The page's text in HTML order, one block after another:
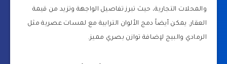
والمحلات التجارية، حيث تبرز تفاصيل الواجهة وتزيد من قيمة
العقار. يمكن أيضاً دمج الألوان الترابية مع لمسات عصرية مثل
الرمادي والبيج لإضافة توازن بصري مميز.